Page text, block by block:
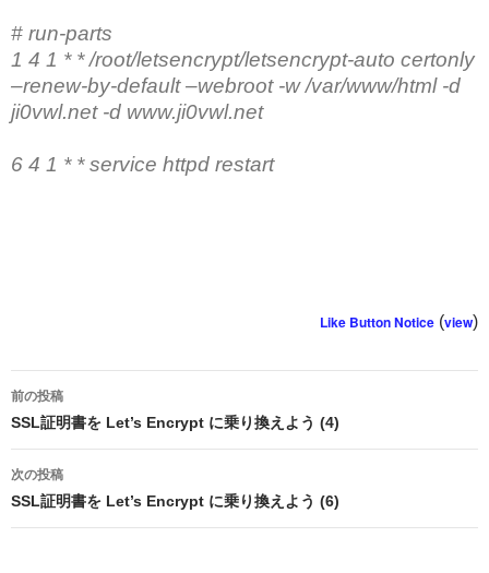
# run-parts
1 4 1 * * /root/letsencrypt/letsencrypt-auto certonly
–renew-by-default –webroot -w /var/www/html -d
ji0vwl.net -d www.ji0vwl.net
6 4 1 * * service httpd restart
Like Button Notice (view)
投
稿
ナ
ビ
前の投稿
SSL証明書を Let’s Encrypt に乗り換えよう (4)
次の投稿
SSL証明書を Let’s Encrypt に乗り換えよう (6)